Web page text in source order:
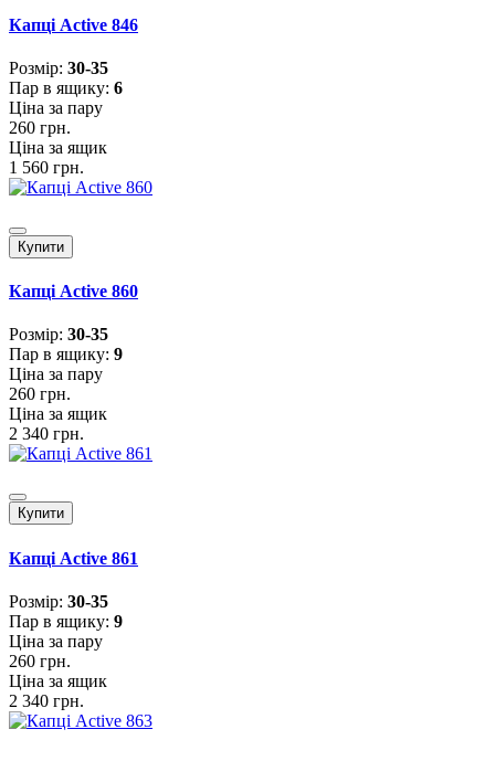
Капці Active 846
Розмiр: 30-35
Пар в ящику: 6
Ціна за пару
260 грн.
Ціна за ящик
1 560 грн.
Купити
Капці Active 860
Розмiр: 30-35
Пар в ящику: 9
Ціна за пару
260 грн.
Ціна за ящик
2 340 грн.
Купити
Капці Active 861
Розмiр: 30-35
Пар в ящику: 9
Ціна за пару
260 грн.
Ціна за ящик
2 340 грн.